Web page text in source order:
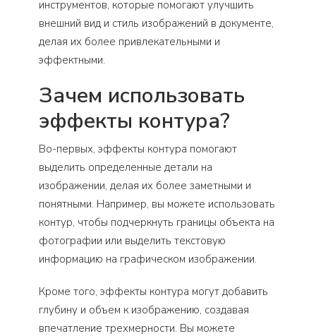
инструментов, которые помогают улучшить
внешний вид и стиль изображений в документе,
делая их более привлекательными и
эффектными.
Зачем использовать
эффекты контура?
Во-первых, эффекты контура помогают
выделить определенные детали на
изображении, делая их более заметными и
понятными. Например, вы можете использовать
контур, чтобы подчеркнуть границы объекта на
фотографии или выделить текстовую
информацию на графическом изображении.
Кроме того, эффекты контура могут добавить
глубину и объем к изображению, создавая
впечатление трехмерности. Вы можете